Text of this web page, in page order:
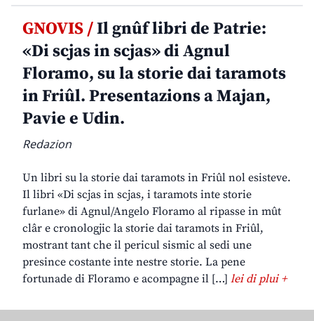
GNOVIS /Il gnûf libri de Patrie:
«Di scjas in scjas» di Agnul
Floramo, su la storie dai taramots
in Friûl. Presentazions a Majan,
Pavie e Udin.
Redazion
Un libri su la storie dai taramots in Friûl nol esisteve.
Il libri «Di scjas in scjas, i taramots inte storie
furlane» di Agnul/Angelo Floramo al ripasse in mût
clâr e cronologjic la storie dai taramots in Friûl,
mostrant tant che il pericul sismic al sedi une
presince costante inte nestre storie. La pene
fortunade di Floramo e acompagne il […] lei di plui +